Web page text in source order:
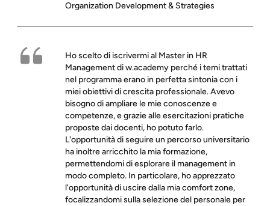
Organization Development & Strategies
Ho scelto di iscrivermi al Master in HR
Management di w.academy perché i temi trattati
nel programma erano in perfetta sintonia con i
miei obiettivi di crescita professionale. Avevo
bisogno di ampliare le mie conoscenze e
competenze, e grazie alle esercitazioni pratiche
proposte dai docenti, ho potuto farlo.
L'opportunità di seguire un percorso universitario
ha inoltre arricchito la mia formazione,
permettendomi di esplorare il management in
modo completo. In particolare, ho apprezzato
l'opportunità di uscire dalla mia comfort zone,
focalizzandomi sulla selezione del personale per